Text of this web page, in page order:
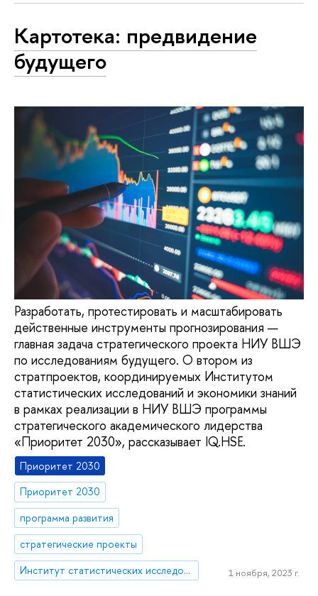
Картотека: предвидение
будущего
Разработать, протестировать и масштабировать
действенные инструменты прогнозирования —
главная задача стратегического проекта НИУ ВШЭ
по исследованиям будущего. О втором из
стратпроектов, координируемых Институтом
статистических исследований и экономики знаний
в рамках реализации в НИУ ВШЭ программы
стратегического академического лидерства
«Приоритет 2030», рассказывает IQ.HSE.
Приоритет 2030
Приоритет 2030
программа развития
стратегические проекты
Институт статистических исследований и экономики знаний
1 ноября, 2023 г.